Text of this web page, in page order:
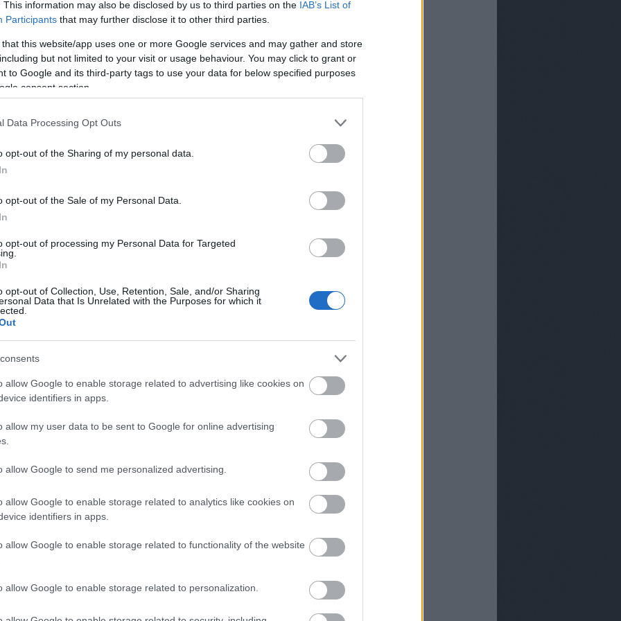
This information may also be disclosed by us to third parties on the IAB’s List of
Participants that may further disclose it to other third parties.
that this website/app uses one or more Google services and may gather and store
but not limited to your visit or usage behaviour. You may click to grant or
to Google and its third-party tags to use your data for below specified purposes
consent section.
Data Processing Opt Outs
opt-out of the Sharing of my personal data.
opt-out of the Sale of my Personal Data.
opt-out of processing my Personal Data for Targeted
opt-out of Collection, Use, Retention, Sale, and/or Sharing
Data that Is Unrelated with the Purposes for which it
allow Google to enable storage related to advertising like cookies on
identifiers in apps.
allow my user data to be sent to Google for online advertising
allow Google to send me personalized advertising.
allow Google to enable storage related to analytics like cookies on
identifiers in apps.
allow Google to enable storage related to functionality of the website
allow Google to enable storage related to personalization.
NÉZETTSÉG MIATT NEM
PASSWORD - A JELSZÓ CÍMŰ
nem sikerült a teszt.
TOVÁBB OLVASOM
IDE VAGY ODA, A PASSWORD